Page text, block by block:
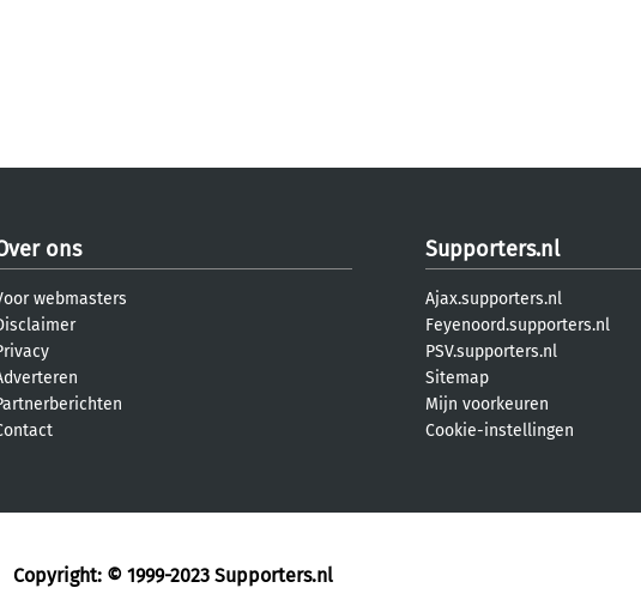
ons
webmasters
Supporters.nl
Ajax.supporters.nl
Feyenoord.supporters.nl
PSV.supporters.nl
Sitemap
Mijn voorkeuren
Cookie-instellingen
Copyright: © 1999-2023 Supporters.nl